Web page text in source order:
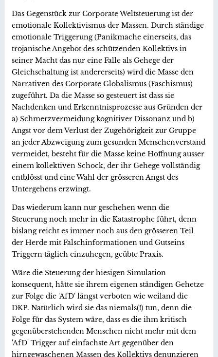
Das Gegenstück zur Corporate Weltsteuerung ist der
emotionale Kollektivismus der Massen. Durch ständige
emotionale Triggerung (Panikmache einerseits, das
trojanische Angebot des schützenden Kollektivs in
seiner Macht das nur eine Falle als Gehege der
Gleichschaltung ist andererseits) wird die Masse den
Narrativen des Corporate Globalismus (Faschismus)
zugeführt. Da die Masse so gesteuert ist dass sie
Nachdenken und Erkenntnisprozesse aus Gründen der
a) Schmerzvermeidung kognitiver Dissonanz und b)
Angst vor dem Verlust der Zugehörigkeit zur Gruppe
an jeder Abzweigung zum gesunden Menschenverstand
vermeidet, besteht für die Masse keine Hoffnung ausser
einem kollektiven Schock, der ihr Gehege vollständig
entblösst und eine Wahl der grösseren Angst des
Untergehens erzwingt.
Das wiederum kann nur geschehen wenn die
Steuerung noch mehr in die Katastrophe führt, denn
bislang reicht es immer noch aus den grösseren Teil
der Herde mit Falschinformationen und Gutseins
Triggern täglich einzuhegen, geübte Praxis.
Wäre die Steuerung der hiesigen Simulation
konsequent, hätte sie ihrem eigenen ständigen Gehetze
zur Folge die 'AfD' längst verboten wie weiland die
DKP. Natürlich wird sie das niemals(!) tun, denn die
Folge für das System wäre, dass es die ihm kritisch
gegenüberstehenden Menschen nicht mehr mit dem
'AfD' Trigger auf einfachste Art gegenüber den
hirngewaschenen Massen des Kollektivs denunzieren